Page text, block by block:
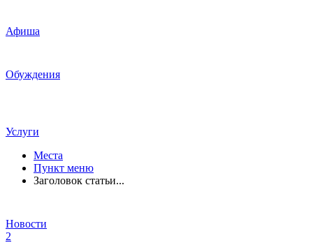
Афиша
Обуждения
Услуги
Места
Пункт меню
Заголовок статьи...
Новости
2